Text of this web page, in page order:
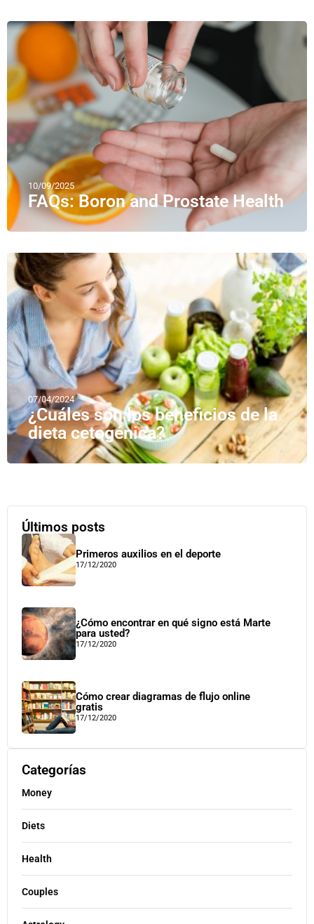
10/09/2025
FAQs: Boron and Prostate Health
07/04/2024
¿Cuáles son los beneficios de la
dieta cetogénica?
Últimos posts
Primeros auxilios en el deporte
17/12/2020
¿Cómo encontrar en qué signo está Marte
para usted?
17/12/2020
Cómo crear diagramas de flujo online
gratis
17/12/2020
Categorías
Money
Diets
Health
Couples